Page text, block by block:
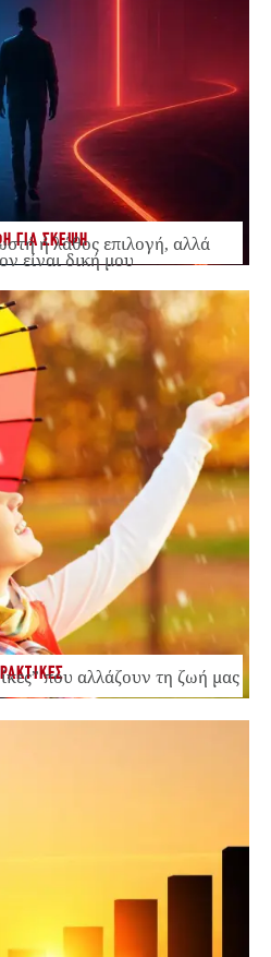
ΓΙΑ ΣΚΕΨΗ
ή λάθος επιλογή, αλλά
είναι δική μου
που αλλάζουν τη ζωή μας